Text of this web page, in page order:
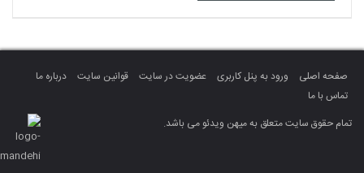
صفحه اصلی ورود به پنل کاربری عضویت در سایت قوانین سایت
درباره ما
تماس با ما
تمام حقوق سایت متعلق به میهن ویدئو می باشد.